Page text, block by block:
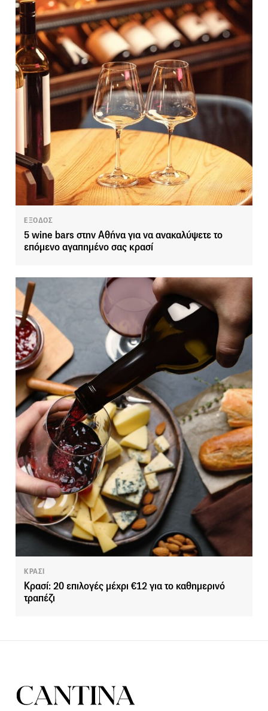
ΕΞΟΔΟΣ
5 wine bars στην Αθήνα για να ανακαλύψετε το
επόμενο αγαπημένο σας κρασί
ΚΡΑΣΙ
Κρασί: 20 επιλογές μέχρι €12 για το καθημερινό
τραπέζι